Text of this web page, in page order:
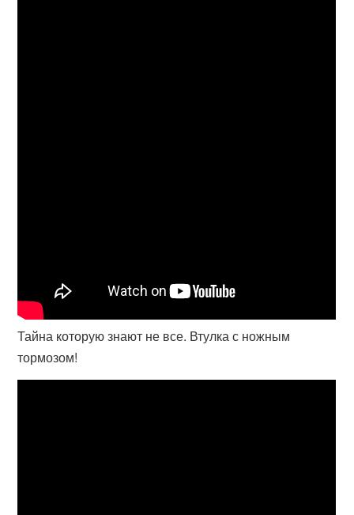
Тайна которую знают не все. Втулка с ножным
тормозом!